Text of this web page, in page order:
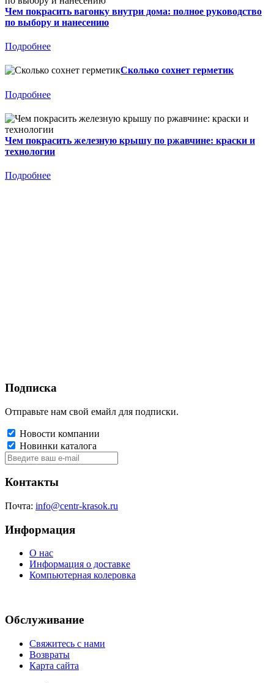
Чем покрасить вагонку внутри дома: полное руководство
по выбору и нанесению
Подробнее
Сколько сохнет герметик
Подробнее
Чем покрасить железную крышу по ржавчине: краски и
технологии
Подробнее
Подписка
Отправьте нам свой емайл для подписки.
Новости компании
Новинки каталога
Контакты
Почта: info@centr-krasok.ru
Информация
О нас
Информация о доставке
Компьютерная колеровка
Обслуживание
Свяжитесь с нами
Возвраты
Карта сайта